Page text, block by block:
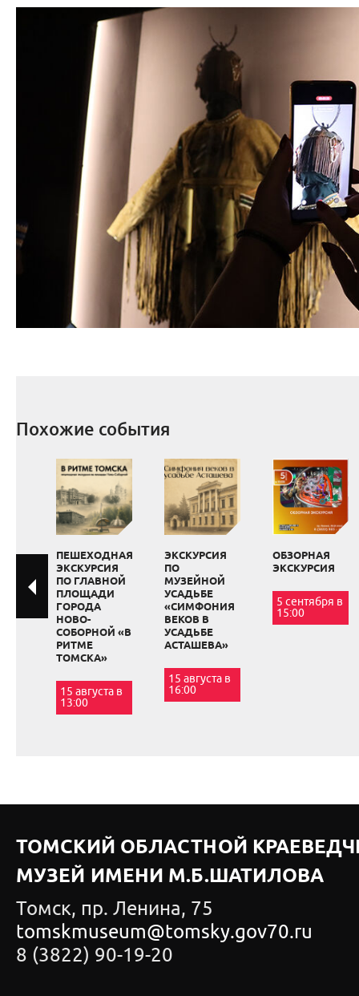
Похожие события
ПЕШЕХОДНАЯ
ЭКСКУРСИЯ
ПО ГЛАВНОЙ
ПЛОЩАДИ
ГОРОДА
НОВО-
СОБОРНОЙ «В
РИТМЕ
ТОМСКА»
15 августа в
13:00
ЭКСКУРСИЯ
ПО
МУЗЕЙНОЙ
УСАДЬБЕ
«СИМФОНИЯ
ВЕКОВ В
УСАДЬБЕ
АСТАШЕВА»
15 августа в
16:00
ОБЗОРНАЯ
ЭКСКУРСИЯ
5 сентября в
15:00
ТОМСКИЙ ОБЛАСТНОЙ
МУЗЕЙ ИМЕНИ М.Б.ШАТИЛОВА
Томск, пр. Ленина, 75
tomskmuseum@tomsky.gov70.ru
8 (3822) 90-19-20